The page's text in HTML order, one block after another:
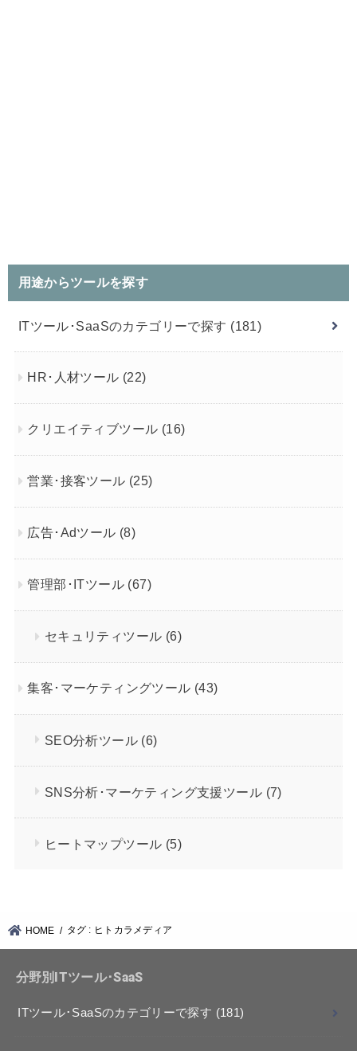
用途からツールを探す
ITツール･SaaSのカテゴリーで探す (181)
HR･人材ツール (22)
クリエイティブツール (16)
営業･接客ツール (25)
広告･Adツール (8)
管理部･ITツール (67)
セキュリティツール (6)
集客･マーケティングツール (43)
SEO分析ツール (6)
SNS分析･マーケティング支援ツール (7)
ヒートマップツール (5)
HOME タグ : ヒトカラメディア
分野別ITツール･SaaS
ITツール･SaaSのカテゴリーで探す (181)